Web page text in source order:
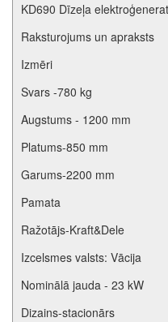
KD690 Dīzeļa
Raksturojums un apraksts
Izmēri
Svars -780 kg
Augstums - 1200 mm
Platums-850 mm
Garums-2200 mm
Pamata
Ražotājs-Kraft&Dele
Izcelsmes valsts: Vācija
Nominālā jauda - 23 kW
Dizains-stacionārs